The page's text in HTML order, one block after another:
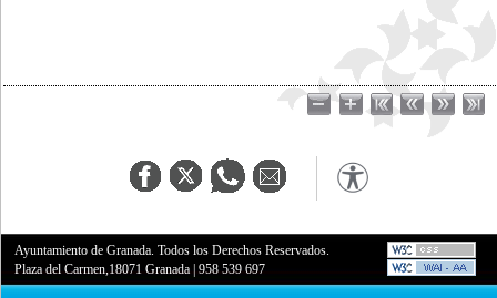
Ayuntamiento de Granada. Todos los Derechos Reservados.
Plaza del Carmen,18071 Granada |958 539 697